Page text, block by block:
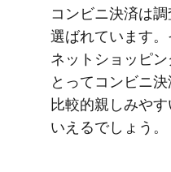
コンビニ決済は​
選ばれています。​
ネットショッピ
とって​コンビニ決
比較的親しみや
いえるでしょう。